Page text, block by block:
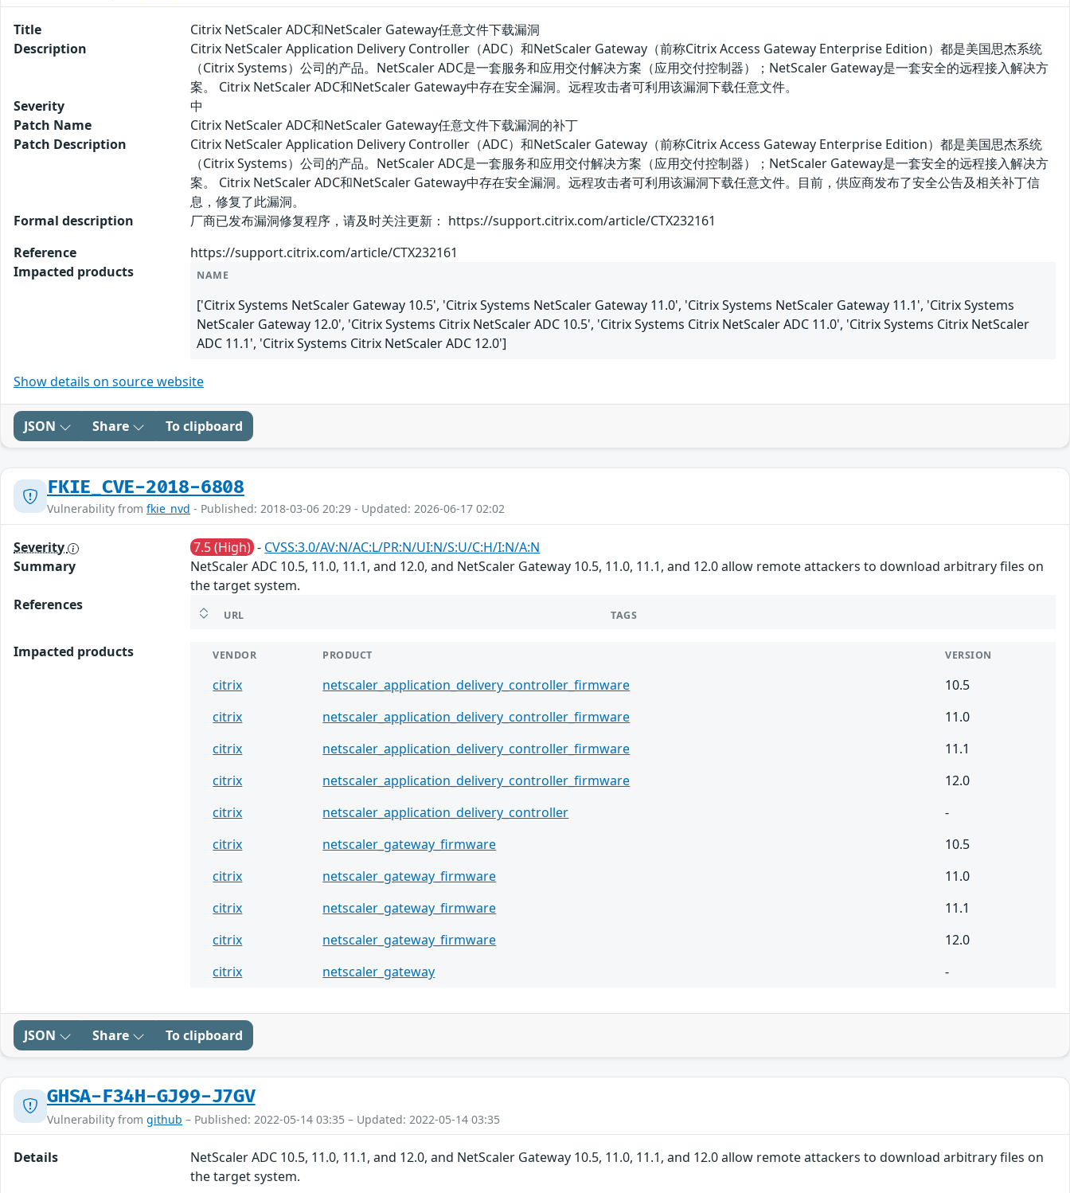
Title
Citrix NetScaler ADC和NetScaler Gateway任意文件下载漏洞
Description
Citrix NetScaler Application Delivery Controller（ADC）和NetScaler Gateway（前称Citrix Access Gateway Enterprise Edition）都是美国思杰系统
（Citrix Systems）公司的产品。NetScaler ADC是一套服务和应用交付解决方案（应用交付控制器）；NetScaler Gateway是一套安全的远程接入解决方
案。 Citrix NetScaler ADC和NetScaler Gateway中存在安全漏洞。远程攻击者可利用该漏洞下载任意文件。
Severity
中
Patch Name
Citrix NetScaler ADC和NetScaler Gateway任意文件下载漏洞的补丁
Patch Description
Citrix NetScaler Application Delivery Controller（ADC）和NetScaler Gateway（前称Citrix Access Gateway Enterprise Edition）都是美国思杰系统
（Citrix Systems）公司的产品。NetScaler ADC是一套服务和应用交付解决方案（应用交付控制器）；NetScaler Gateway是一套安全的远程接入解决方
案。 Citrix NetScaler ADC和NetScaler Gateway中存在安全漏洞。远程攻击者可利用该漏洞下载任意文件。目前，供应商发布了安全公告及相关补丁信
息，修复了此漏洞。
Formal description
厂商已发布漏洞修复程序，请及时关注更新： https://support.citrix.com/article/CTX232161
Reference
https://support.citrix.com/article/CTX232161
Impacted products
NAME
['Citrix Systems NetScaler Gateway 10.5', 'Citrix Systems NetScaler Gateway 11.0', 'Citrix Systems NetScaler Gateway 11.1', 'Citrix Systems
NetScaler Gateway 12.0', 'Citrix Systems Citrix NetScaler ADC 10.5', 'Citrix Systems Citrix NetScaler ADC 11.0', 'Citrix Systems Citrix NetScaler
ADC 11.1', 'Citrix Systems Citrix NetScaler ADC 12.0']
Show details on source website
JSON Share To clipboard
FKIE_CVE-2018-6808
Vulnerability from fkie_nvd - Published: 2018-03-06 20:29 - Updated: 2026-06-17 02:02
Severity 7.5 (High) - CVSS:3.0/AV:N/AC:L/PR:N/UI:N/S:U/C:H/I:N/A:N
Summary
NetScaler ADC 10.5, 11.0, 11.1, and 12.0, and NetScaler Gateway 10.5, 11.0, 11.1, and 12.0 allow remote attackers to download arbitrary files on
the target system.
References
URL TAGS
Impacted products VENDOR PRODUCT VERSION
citrix netscaler_application_delivery_controller_firmware
10.5
citrix
netscaler_application_delivery_controller_firmware
11.0
citrix
netscaler_application_delivery_controller_firmware
11.1
citrix
netscaler_application_delivery_controller_firmware
12.0
citrix
netscaler_application_delivery_controller
-
citrix
netscaler_gateway_firmware
10.5
citrix
netscaler_gateway_firmware
11.0
citrix
netscaler_gateway_firmware
11.1
citrix
netscaler_gateway_firmware
12.0
citrix
netscaler_gateway -
JSON Share To clipboard
GHSA-F34H-GJ99-J7GV
Vulnerability from github – Published: 2022-05-14 03:35 – Updated: 2022-05-14 03:35
Details
NetScaler ADC 10.5, 11.0, 11.1, and 12.0, and NetScaler Gateway 10.5, 11.0, 11.1, and 12.0 allow remote attackers to download arbitrary files on
the target system.